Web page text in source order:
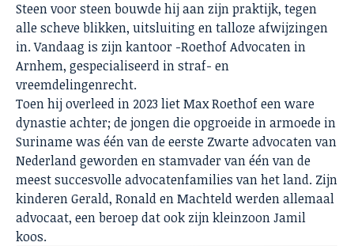
Steen voor steen bouwde hij aan zijn praktijk, tegen
alle scheve blikken, uitsluiting en talloze afwijzingen
in. Vandaag is zijn kantoor -Roethof Advocaten in
Arnhem, gespecialiseerd in straf- en
vreemdelingenrecht.
Toen hij overleed in 2023 liet Max Roethof een ware
dynastie achter; de jongen die opgroeide in armoede in
Suriname was één van de eerste Zwarte advocaten van
Nederland geworden en stamvader van één van de
meest succesvolle advocatenfamilies van het land. Zijn
kinderen Gerald, Ronald en Machteld werden allemaal
advocaat, een beroep dat ook zijn kleinzoon Jamil
koos.